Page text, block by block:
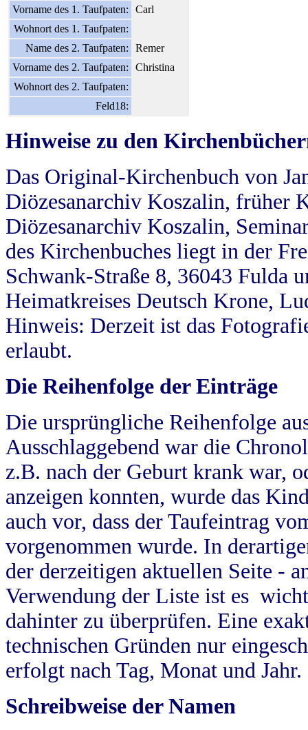
Vorname des 1. Taufpaten:
Carl
Wohnort des 1. Taufpaten:
Name des 2. Taufpaten:
Remer
Vorname des 2. Taufpaten:
Christina
Wohnort des 2. Taufpaten:
Feld18:
Hinweise zu den
Das Original-Kirchenbuch von
Diözesanarchiv Koszalin, früher
Diözesanarchiv Koszalin,
des Kirchenbuches liegt in der
Schwank-Straße 8, 36043 Fulda
Heimatkreises Deutsch Krone,
Hinweis: Derzeit ist das
erlaubt.
Die Reihenfolge der Einträge
Die ursprüngliche Reihenfolge
Ausschlaggebend war die
z.B. nach der Geburt krank war,
anzeigen konnten, wurde das
auch vor, dass der Taufeintrag
vorgenommen wurde. In
der derzeitigen aktuellen Seite -
Verwendung der Liste ist es
dahinter zu überprüfen. Eine
technischen Gründen nur
erfolgt nach Tag, Monat und Jahr.
Schreibweise der Namen